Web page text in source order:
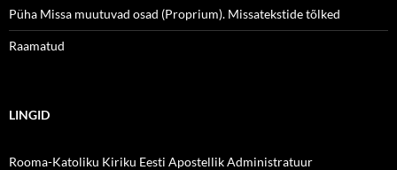
Püha Missa muutuvad osad (Proprium). Missatekstide tõlked
Raamatud
LINGID
Rooma-Katoliku Kiriku Eesti Apostellik Administratuur